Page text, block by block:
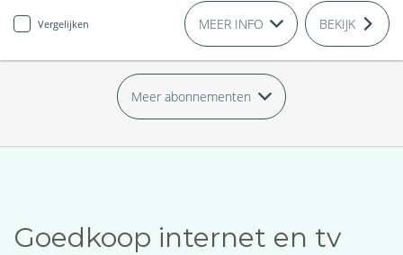
Vergelijken MEER INFO BEKIJK
Meer abonnementen
Goedkoop internet en tv